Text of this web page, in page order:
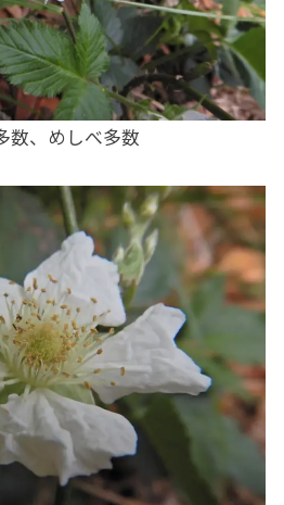
数、めしべ多数